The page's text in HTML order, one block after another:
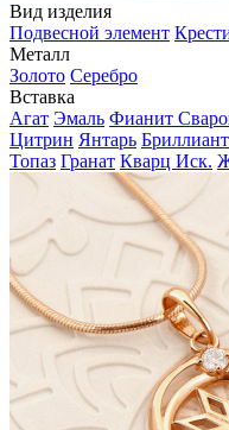
Вид изделия
Подвесной элемент
Металл
Золото Серебро
Вставка
Агат Эмаль Фианит
Цитрин Янтарь Бриллиант
Топаз Гранат Кварц Иск.